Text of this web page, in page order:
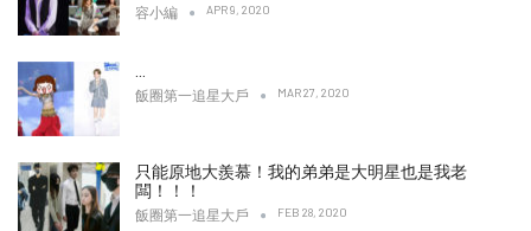
容小編 APR 9, 2020
飯圈第一追星大戶 MAR 27, 2020
只能原地大羨慕！我的弟弟是大明星也是我老
闆！！！
飯圈第一追星大戶 FEB 28, 2020